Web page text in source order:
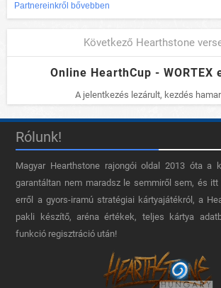
Partnereinkről bővebben
Következő Hearthstone
Online HearthCup - WORTEX
A jelentkezés lezárult, kezdés
Rólunk!
Magyar Hearthstone​ rajongói oldal 2013 óta a
garantáltan nem maradsz le semmiről sem, és
erről a gyors-iramú stratégiai kártyajátékról, a
pakli készítő, aréna értékek, teljes kártya
funkció regisztráció után!